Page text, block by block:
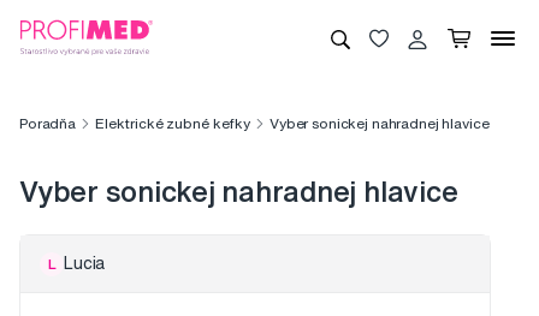
Poradňa Elektrické zubné kefky Vyber sonickej nahradnej hlavice
Vyber sonickej nahradnej hlavice
L Lucia